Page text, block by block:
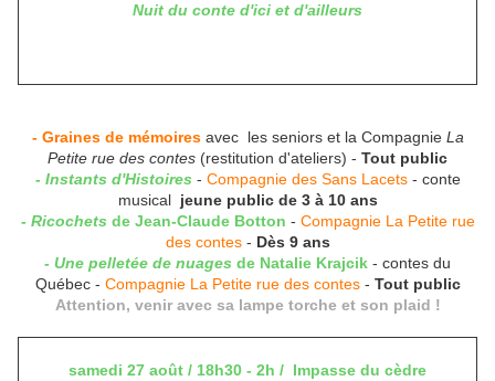
Nuit du conte d'ici et d'ailleurs
- Graines de mémoires avec les seniors et la Compagnie La
Petite rue des contes (restitution d'ateliers) - Tout public
- Instants d'Histoires - Compagnie des Sans Lacets- conte
musical jeune public de 3 à 10 ans
- Ricochets de Jean-Claude Botton - Compagnie La Petite rue
des contes- Dès 9 ans
- Une pelletée de nuages de Natalie Krajcik - contes du
Québec - Compagnie La Petite rue des contes- Tout public
Attention, venir avec sa lampe torche et son plaid !
samedi 27 août / 18h30 - 2h / Impasse du cèdre